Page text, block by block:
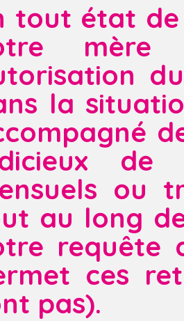
tout état
mère
la
de
ou
au long
requête
ces
pas).